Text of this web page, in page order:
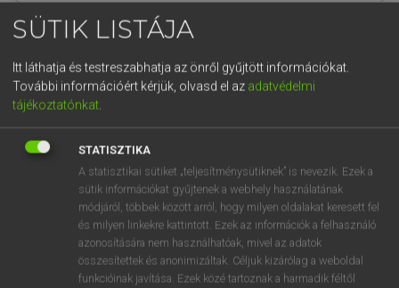
search
KERESÉS
Díjmentes angol szótár
hsz absolutely
⚲ abszolútekeresése szótárainkban
SÜTIK LISTÁJA
Itt láthatja és testreszabhatja az önről gyűjtött információkat.
További információért kérjük, olvasd el az adatvédelmi
tájékoztatónkat
STATISZTIKA
A statisztikai sütiket „teljesítménysütiknek” is nevezik. Ezek a
sütik információkat gyűjtenek a webhely használatának
módjáról, többek között arról, hogy milyen oldalakat keresett fel
és milyen linkekre kattintott. Ezek az információk a felhasználó
azonosítására nem használhatóak, mivel az adatok
összesítettek és anonimizáltak. Céljuk kizárólag a weboldal
funkcióinak javítása. Ezek közé tartoznak a harmadik féltől
GR
5 6 7 8 9 ö ü ó
r t z u i o p ő ú
k l ű
n m , . AltGr